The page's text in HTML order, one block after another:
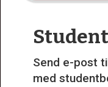
Send e-post til
med